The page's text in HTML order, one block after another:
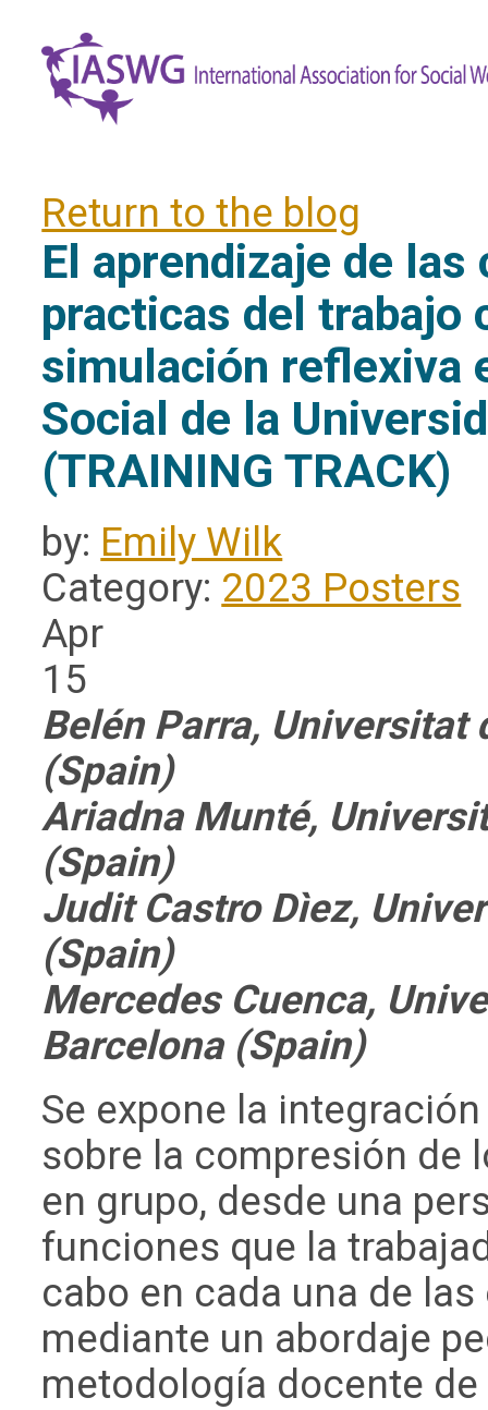
Return to the blog
El aprendizaje de
practicas del trabajo
simulación reflexiva
Social de la
(TRAINING TRACK)
by: Emily Wilk
Category: 2023 Posters
Apr
15
Belén Parra, Universitat
(Spain)
Ariadna Munté,
(Spain)
Judit Castro Dìez,
(Spain)
Mercedes Cuenca,
Barcelona (Spain)
Se expone la
sobre la compresión de
en grupo, desde una
funciones que la
cabo en cada una de
mediante un abordaje
metodología docente